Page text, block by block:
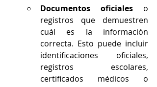
Documentos oficiales o
registros que demuestren
cuál es la información
correcta. Esto puede incluir
identificaciones oficiales,
registros escolares,
certificados médicos o